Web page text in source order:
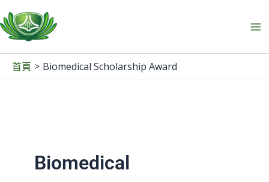
至
主
要
首頁 Biomedical Scholarship Award
Biomedical